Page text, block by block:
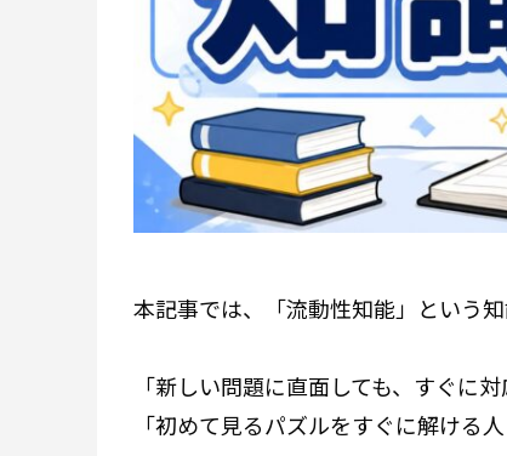
本記事では、「流動性知能」という知
「新しい問題に直面しても、すぐに
「初めて見るパズルをすぐに解ける